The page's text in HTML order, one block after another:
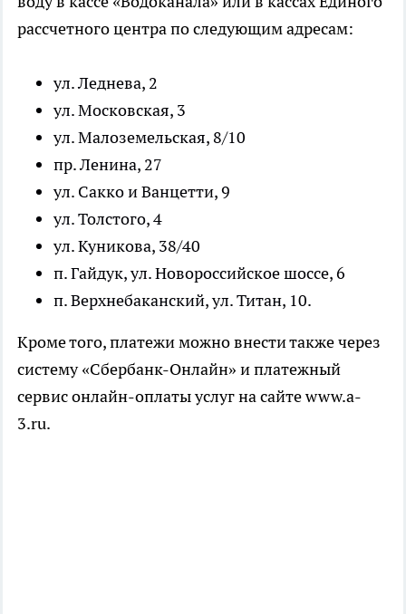
рассчетного центра по следующим адресам:
ул. Леднева, 2
ул. Московская, 3
ул. Малоземельская, 8/10
пр. Ленина, 27
ул. Сакко и Ванцетти, 9
ул. Толстого, 4
ул. Куникова, 38/40
п. Гайдук, ул. Новороссийское шоссе, 6
п. Верхнебаканский, ул. Титан, 10.
Кроме того, платежи можно внести также через
систему «Сбербанк-Онлайн» и платежный
сервис онлайн-оплаты услуг на сайте www.a-
3.ru.